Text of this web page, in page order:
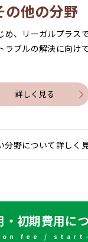
の他の分野
め、リーガルプラス
ラブルの解決に向け
詳しく見る
分野について詳しく
・初期費用に
fee / start-